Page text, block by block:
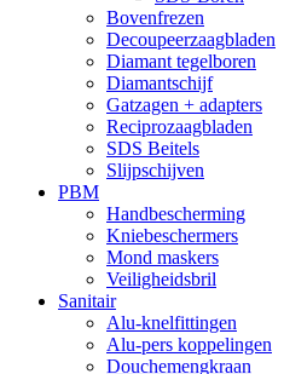
Bovenfrezen
Decoupeerzaagbladen
Diamant tegelboren
Diamantschijf
Gatzagen + adapters
Reciprozaagbladen
SDS Beitels
Slijpschijven
PBM
Handbescherming
Kniebeschermers
Mond maskers
Veiligheidsbril
Sanitair
Alu-knelfittingen
Alu-pers koppelingen
Douchemengkraan